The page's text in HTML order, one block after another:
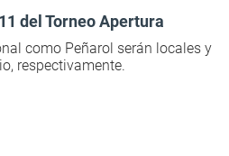
del Torneo Apertura
como Peñarol serán locales y
respectivamente.